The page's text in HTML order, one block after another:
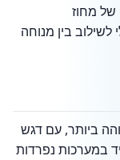
של מחוז
בין מנוחה
ביותר, עם דגש
במערכות נפרדות